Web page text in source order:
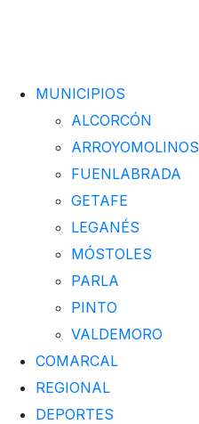
MUNICIPIOS
ALCORCÓN
ARROYOMOLINOS
FUENLABRADA
GETAFE
LEGANÉS
MÓSTOLES
PARLA
PINTO
VALDEMORO
COMARCAL
REGIONAL
DEPORTES